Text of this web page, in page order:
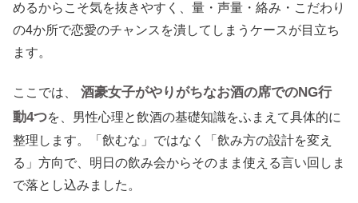
めるからこそ気を抜きやすく、量・声量・絡み・こだわり
の4か所で恋愛のチャンスを潰してしまうケースが目立ち
ます。
ここでは、
酒豪女子がやりがちなお酒の席でのNG行
動4つを、男性心理と飲酒の基礎知識をふまえて具体的に
整理します。「飲むな」ではなく「飲み方の設計を変え
る」方向で、明日の飲み会からそのまま使える言い回しま
で落とし込みました。